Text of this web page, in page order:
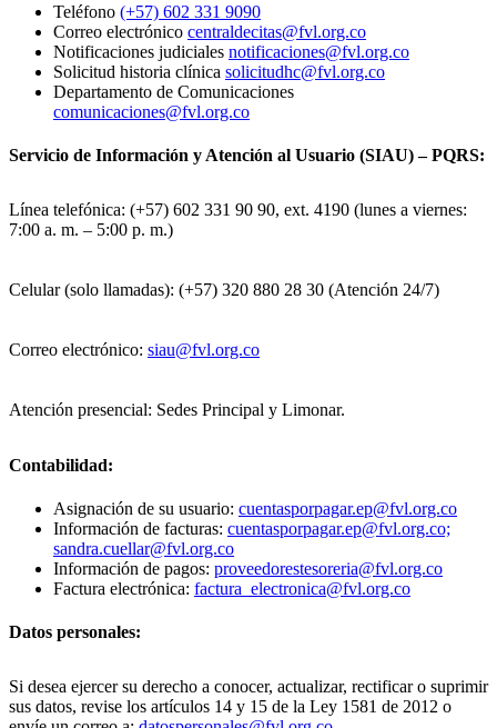
Teléfono (+57) 602 331 9090
Correo electrónico centraldecitas@fvl.org.co
Notificaciones judiciales notificaciones@fvl.org.co
Solicitud historia clínica solicitudhc@fvl.org.co
Departamento de Comunicaciones
comunicaciones@fvl.org.co
Servicio de Información y Atención al Usuario (SIAU) – PQRS:
Línea telefónica: (+57) 602 331 90 90, ext. 4190 (lunes a viernes:
7:00 a. m. – 5:00 p. m.)
Celular (solo llamadas): (+57) 320 880 28 30 (Atención 24/7)
Correo electrónico: siau@fvl.org.co
Atención presencial: Sedes Principal y Limonar.
Contabilidad:
Asignación de su usuario: cuentasporpagar.ep@fvl.org.co
Información de facturas: cuentasporpagar.ep@fvl.org.co;
sandra.cuellar@fvl.org.co
Información de pagos: proveedorestesoreria@fvl.org.co
Factura electrónica: factura_electronica@fvl.org.co
Datos personales:
Si desea ejercer su derecho a conocer, actualizar, rectificar o suprimir
sus datos, revise los artículos 14 y 15 de la Ley 1581 de 2012 o